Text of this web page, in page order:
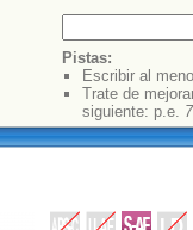
Pistas:
Escribir al
Trate de
siguiente: p.e.